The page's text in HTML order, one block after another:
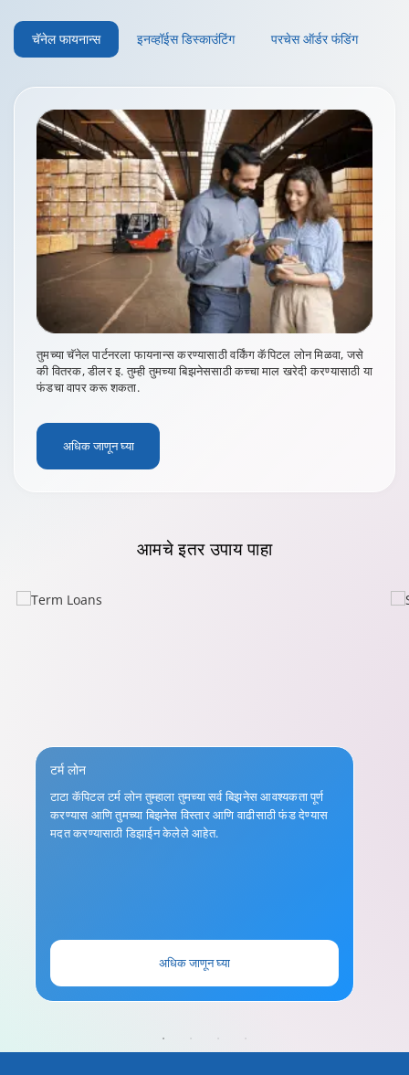
चॅनेल फायनान्स इनव्हॉईस डिस्काउंटिंग परचेस ऑर्डर फंडिंग
तुमच्या चॅनेल पार्टनरला फायनान्स करण्यासाठी वर्किंग कॅपिटल लोन मिळवा, जसे
की वितरक, डीलर इ. तुम्ही तुमच्या बिझनेससाठी कच्चा माल खरेदी करण्यासाठी या
फंडचा वापर करू शकता.
अधिक जाणून घ्या
आमचेइतर उपायपाहा
टर्म लोन
टाटा कॅपिटल टर्म लोन तुम्हाला तुमच्या सर्व बिझनेस आवश्यकता पूर्ण
करण्यास आणि तुमच्या बिझनेस विस्तार आणि वाढीसाठी फंड देण्यास
मदत करण्यासाठी डिझाईन केलेले आहेत.
अधिक जाणून घ्या